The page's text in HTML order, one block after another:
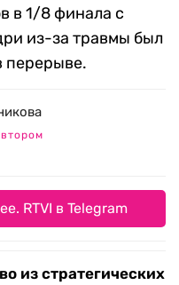
в 1/8 финала с
из-за травмы был
перерыве.
RTVI в Telegram
из стратегических